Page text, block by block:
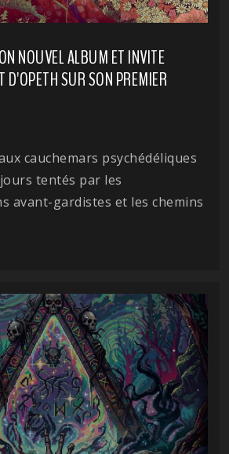
NOUVEL ALBUM ET INVITE
D'OPETH SUR SON PREMIER
cauchemars psychédéliques
tentés par les
avant-gardistes et les chemins